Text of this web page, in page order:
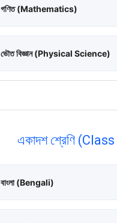
গণিত (Mathematics)
ভৌত বিজ্ঞান (Physical Science)
একাদশ শ্রেণি
বাংলা (Bengali)